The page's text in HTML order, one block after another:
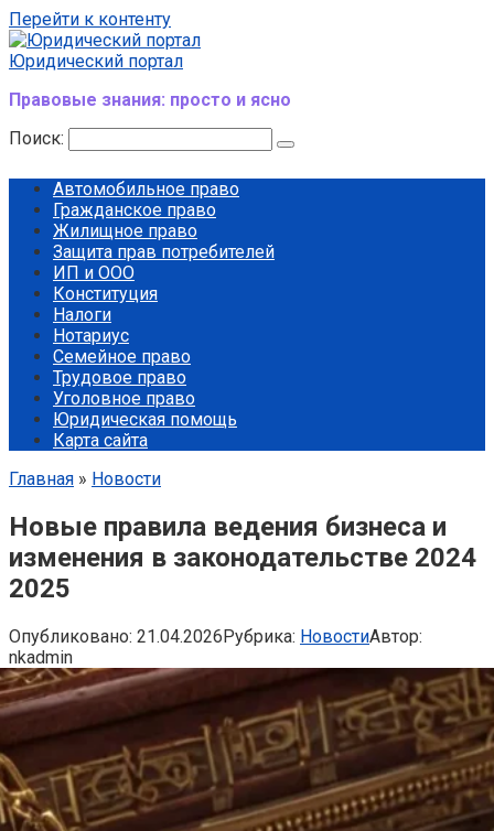
Перейти к контенту
Юридический портал
Правовые знания: просто и ясно
Поиск:
Автомобильное право
Гражданское право
Жилищное право
Защита прав потребителей
ИП и ООО
Конституция
Налоги
Нотариус
Семейное право
Трудовое право
Уголовное право
Юридическая помощь
Карта сайта
Главная » Новости
Новые правила ведения бизнеса и
изменения в законодательстве 2024
2025
Опубликовано: 21.04.2026Рубрика: НовостиАвтор:
nkadmin